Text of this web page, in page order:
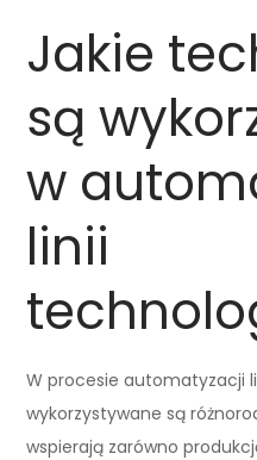
Jakie
są
w
linii
W procesie automatyzacji
wykorzystywane są
wspierają zarówno